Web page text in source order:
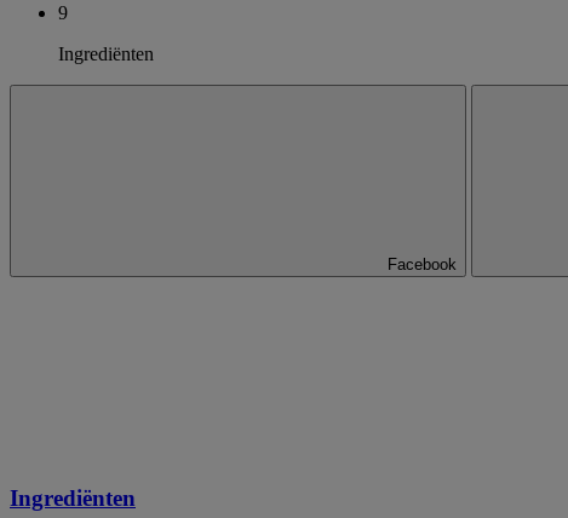
9
Ingrediënten
Facebook
Ingrediënten